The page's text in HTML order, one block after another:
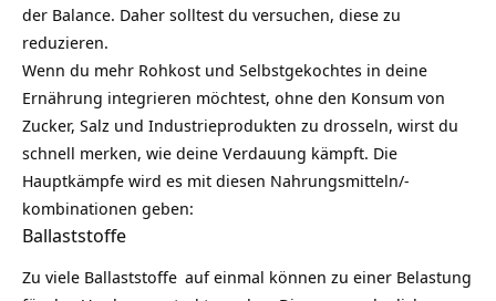
der Balance. Daher solltest du versuchen, diese zu
reduzieren.
Wenn du mehr Rohkost und Selbstgekochtes in deine
Ernährung integrieren möchtest, ohne den Konsum von
Zucker, Salz und Industrieprodukten zu drosseln, wirst du
schnell merken, wie deine Verdauung kämpft. Die
Hauptkämpfe wird es mit diesen Nahrungsmitteln/-
kombinationen geben:
Ballaststoffe
Zu viele Ballaststoffe auf einmal können zu einer Belastung